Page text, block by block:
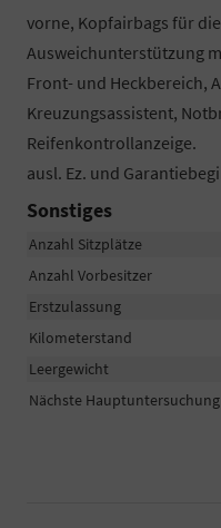
vorne, Kopfairbags für
Ausweichunterstützung
Front- und Heckbereich,
Kreuzungsassistent,
Reifenkontrollanzeige.
ausl. Ez. und
Sonstiges
Anzahl Sitzplätze
Anzahl Vorbesitzer
Erstzulassung
Kilometerstand
Leergewicht
Nächste Hauptuntersuchung